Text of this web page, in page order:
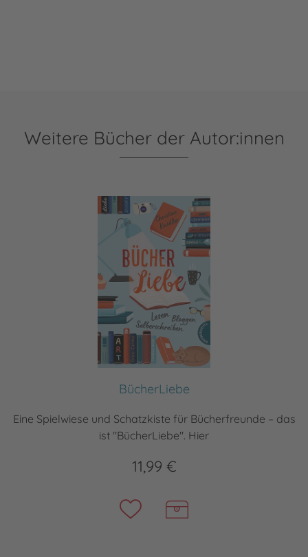
Weitere Bücher der Autor:innen
BücherLiebe
Eine Spielwiese und Schatzkiste für Bücherfreunde – das
ist "BücherLiebe". Hier
11,99 €